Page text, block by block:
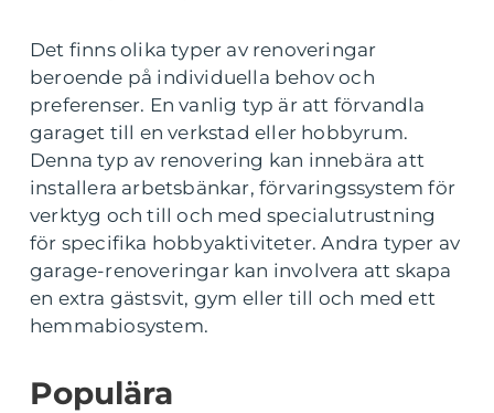
Det finns olika typer av renoveringar
beroende på individuella behov och
preferenser. En vanlig typ är att förvandla
garaget till en verkstad eller hobbyrum.
Denna typ av renovering kan innebära att
installera arbetsbänkar, förvaringssystem för
verktyg och till och med specialutrustning
för specifika hobbyaktiviteter. Andra typer av
garage-renoveringar kan involvera att skapa
en extra gästsvit, gym eller till och med ett
hemmabiosystem.
Populära